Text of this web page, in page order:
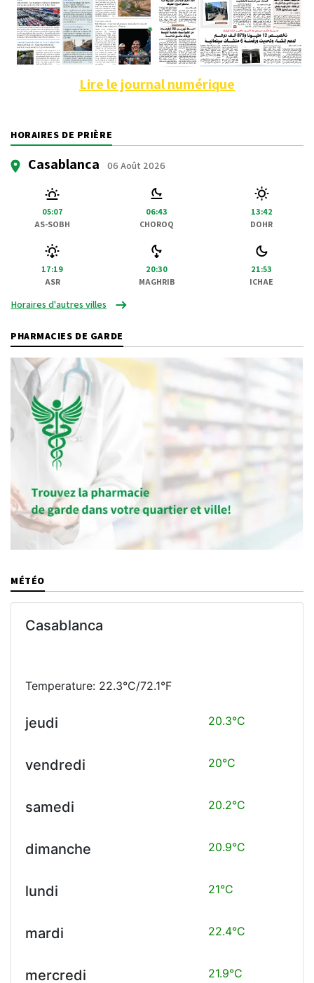
Lire le journal numérique
HORAIRES DE PRIÈRE
Casablanca 06 Août 2026
05:07
AS-SOBH
06:43
CHOROQ
13:42
DOHR
17:19
ASR
20:30
MAGHRIB
21:53
ICHAE
Horaires d'autres villes
PHARMACIES DE GARDE
MÉTÉO
Casablanca
Temperature: 22.3°C/72.1°F
jeudi 20.3°C
vendredi 20°C
samedi 20.2°C
dimanche 20.9°C
lundi 21°C
mardi 22.4°C
mercredi 21.9°C